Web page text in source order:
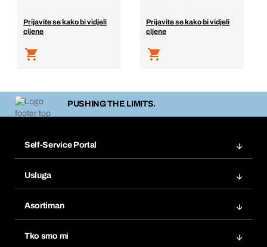
Prijavite se kako bi vidjeli
cijene
Prijavite se kako bi vidjeli
cijene
PUSHING THE LIMITS.
Self-Service Portal
Popisi želja
Ponovno naručivanje
Pretplate
Usluga
Tražitelji proizvoda
Asortiman
Tko smo mi